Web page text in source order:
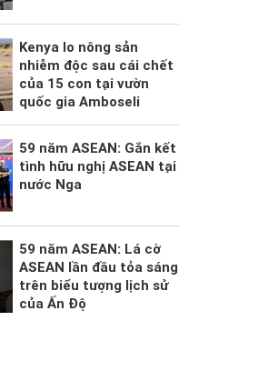
Kenya lo nông sản
nhiễm độc sau cái chết
của 15 con tại vườn
quốc gia Amboseli
59 năm ASEAN: Gắn kết
tình hữu nghị ASEAN tại
nước Nga
59 năm ASEAN: Lá cờ
ASEAN lần đầu tỏa sáng
trên biểu tượng lịch sử
của Ấn Độ